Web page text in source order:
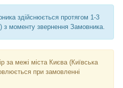
здійснюється протягом 1-3
з моменту звернення Замовника.
за межі міста Києва (Київська
при замовленні